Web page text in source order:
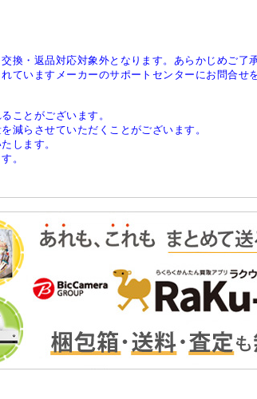
・返品対応対象外となります。あらかじめご了
いますメーカーのサポートセンターにお問合せ
ことがございます。
減らさせていただくことがございます。
します。
。